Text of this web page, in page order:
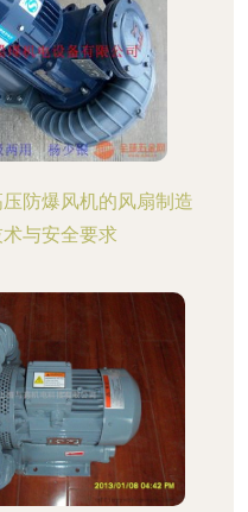
防爆风机的风扇制造
术与安全要求